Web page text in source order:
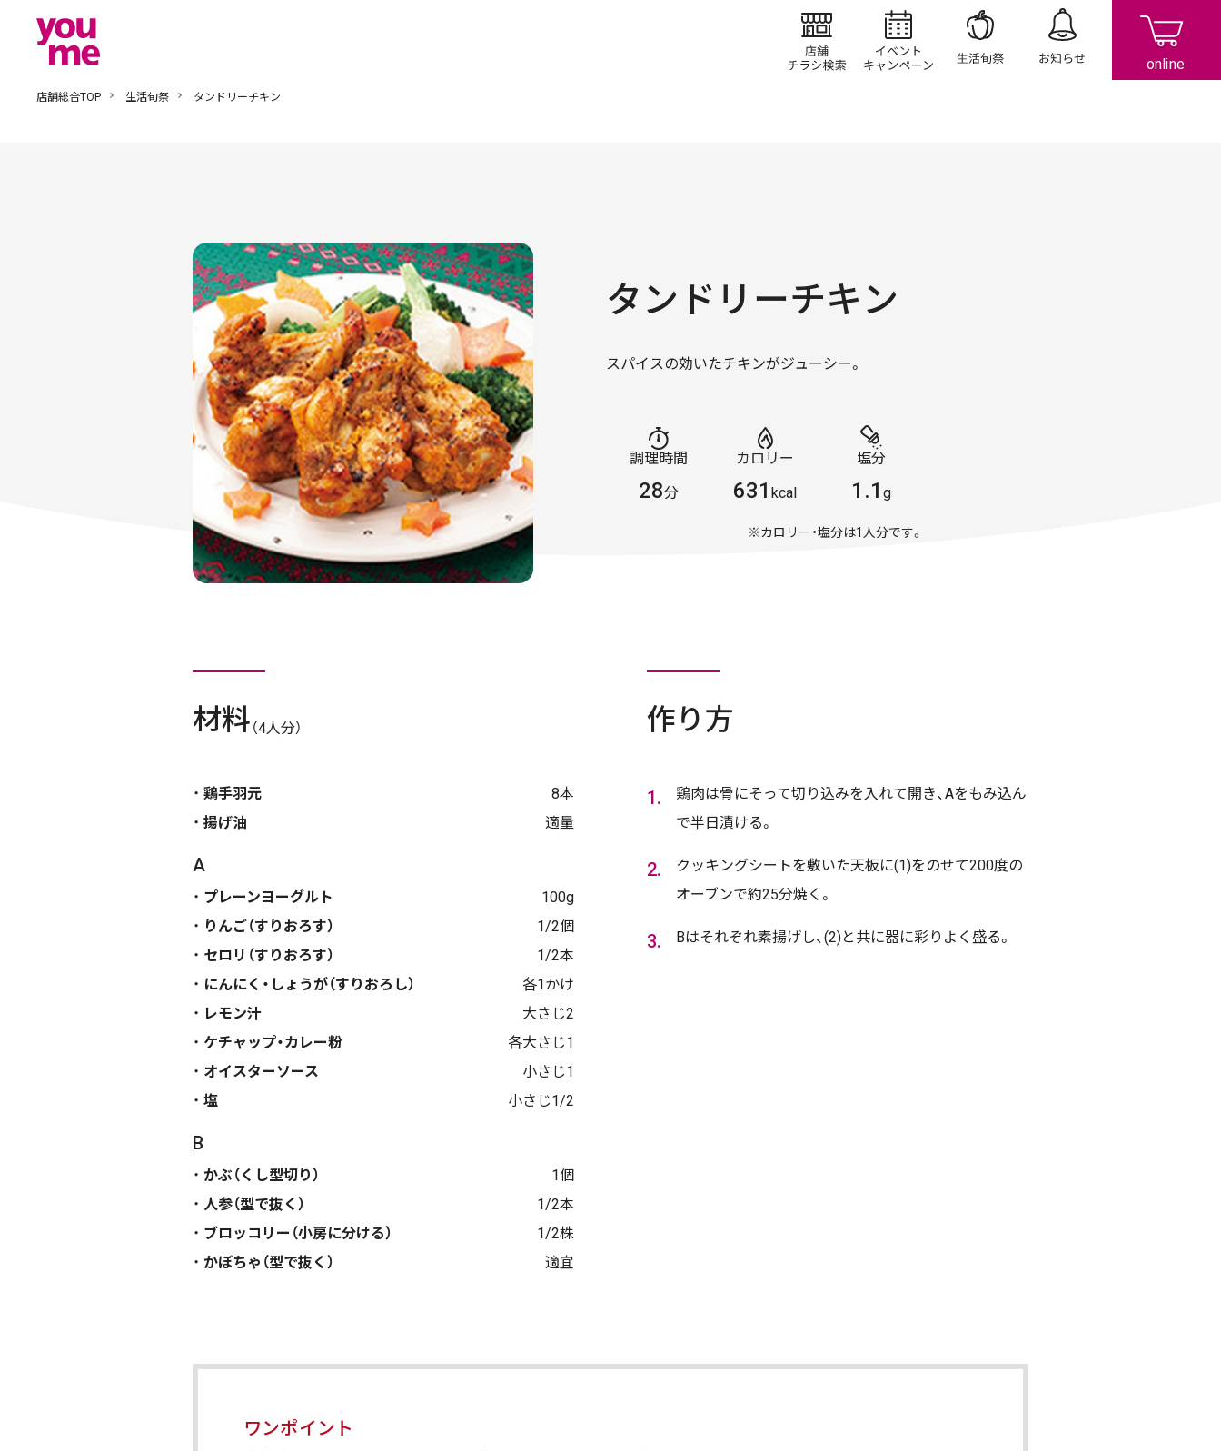
店舗/チラシ検索イベント/キャンペーン
生活旬祭 お知らせ
店舗総合TOP 生活旬祭 タンドリーチキン
タンドリーチキン
スパイスの効いたチキンがジューシー。
調理時間
28分
カロリー
631 kcal
塩分
1.1 g
※カロリー・塩分は1人分です。
材料 （4人分）
鶏手羽元
8本
揚げ油
適量
A
プレーンヨーグルト
100g
りんご（すりおろす）
1/2個
セロリ（すりおろす）
1/2本
にんにく・しょうが（すりおろし）
各1かけ
レモン汁
大さじ2
ケチャップ・カレー粉
各大さじ1
オイスターソース
小さじ1
塩
小さじ1/2
B
かぶ（くし型切り）
1個
人参（型で抜く）
1/2本
ブロッコリー（小房に分ける）
1/2株
かぼちゃ（型で抜く）
適宜
作り方
鶏肉は骨にそって切り込みを入れて開き、Aをもみ込ん
で半日漬ける。
クッキングシートを敷いた天板に(1)をのせて200度の
オーブンで約25分焼く。
Bはそれぞれ素揚げし、(2)と共に器に彩りよく盛る。
ワンポイント